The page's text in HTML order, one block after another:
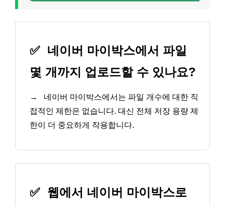
✅ 네이버 마이박스에서 파일
몇 개까지 업로드할 수 있나요?
→
네이버 마이박스에서는 파일 개수에 대한 직
접적인 제한은 없습니다. 대신 전체 저장 용량 제
한이 더 중요하게 작용합니다.
✅ 웹에서 네이버 마이박스로